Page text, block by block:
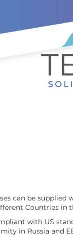
can be supplied
Countries in
with US
in Russia and